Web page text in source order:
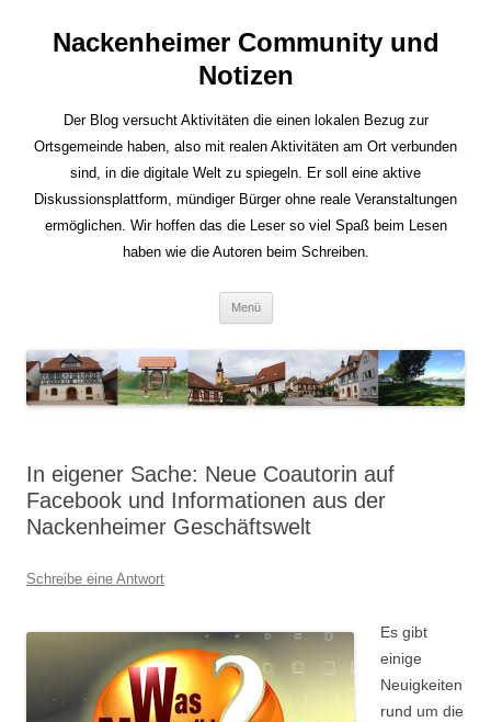
Nackenheimer Community und
Notizen
Der Blog versucht Aktivitäten die einen lokalen Bezug zur
Ortsgemeinde haben, also mit realen Aktivitäten am Ort verbunden
sind, in die digitale Welt zu spiegeln. Er soll eine aktive
Diskussionsplattform, mündiger Bürger ohne reale Veranstaltungen
ermöglichen. Wir hoffen das die Leser so viel Spaß beim Lesen
haben wie die Autoren beim Schreiben.
Menü
In eigener Sache: Neue Coautorin auf
Facebook und Informationen aus der
Nackenheimer Geschäftswelt
Schreibe eine Antwort
Es gibt
einige
Neuigkeiten
rund um die